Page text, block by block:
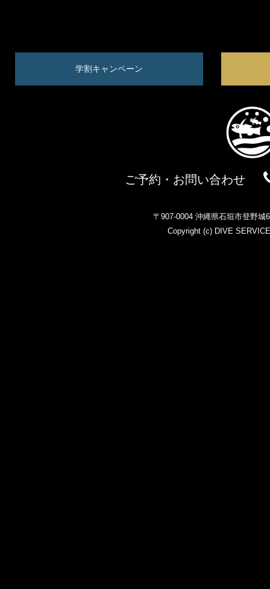
学割キャンペーン
ご予約・お問い合わせ
〒907-0004 沖縄県石垣市登野城
Copyright (c) DIVE